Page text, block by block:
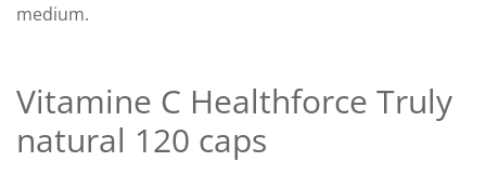
medium.
Vitamine C Healthforce Truly
natural 120 caps